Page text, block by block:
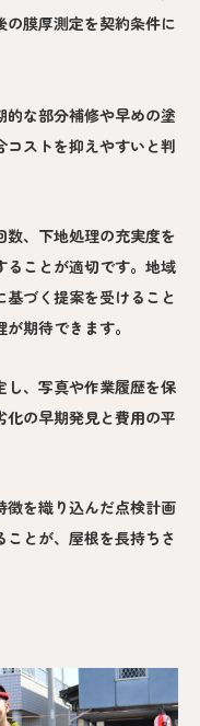
の膜厚測定を契約条件に
的な部分補修や早めの塗
コストを抑えやすいと判
、下地処理の充実度を
ることが適切です。地域
づく提案を受けること
期待できます。
し、写真や作業履歴を保
の早期発見と費用の平
徴を織り込んだ点検計画
とが、屋根を長持ちさ